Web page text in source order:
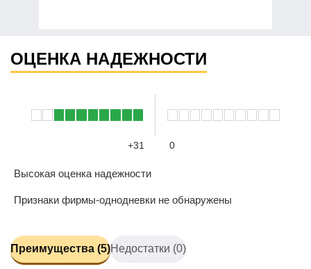
ОЦЕНКА НАДЕЖНОСТИ
+31 0
Высокая оценка надежности
Признаки фирмы-однодневки не обнаружены
Преимущества (5)Недостатки (0)